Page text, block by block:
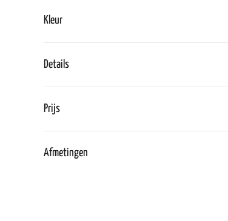
Kleur
Details
Prijs
Afmetingen